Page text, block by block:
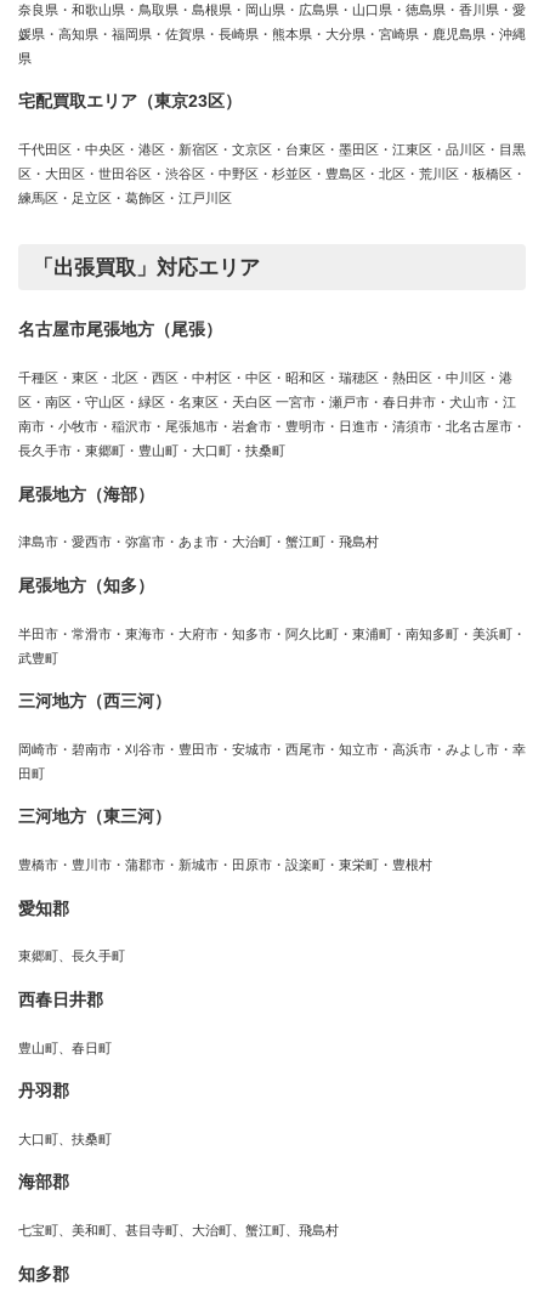
奈良県・和歌山県・鳥取県・島根県・岡山県・広島県・山口県・徳島県・香川県・愛
媛県・高知県・福岡県・佐賀県・長崎県・熊本県・大分県・宮崎県・鹿児島県・沖縄
県
宅配買取エリア（東京23区）
千代田区・中央区・港区・新宿区・文京区・台東区・墨田区・江東区・品川区・目黒
区・大田区・世田谷区・渋谷区・中野区・杉並区・豊島区・北区・荒川区・板橋区・
練馬区・足立区・葛飾区・江戸川区
「出張買取」対応エリア
名古屋市尾張地方（尾張）
千種区・東区・北区・西区・中村区・中区・昭和区・瑞穂区・熱田区・中川区・港
区・南区・守山区・緑区・名東区・天白区 一宮市・瀬戸市・春日井市・犬山市・江
南市・小牧市・稲沢市・尾張旭市・岩倉市・豊明市・日進市・清須市・北名古屋市・
長久手市・東郷町・豊山町・大口町・扶桑町
尾張地方（海部）
津島市・愛西市・弥富市・あま市・大治町・蟹江町・飛島村
尾張地方（知多）
半田市・常滑市・東海市・大府市・知多市・阿久比町・東浦町・南知多町・美浜町・
武豊町
三河地方（西三河）
岡崎市・碧南市・刈谷市・豊田市・安城市・西尾市・知立市・高浜市・みよし市・幸
田町
三河地方（東三河）
豊橋市・豊川市・蒲郡市・新城市・田原市・設楽町・東栄町・豊根村
愛知郡
東郷町、長久手町
西春日井郡
豊山町、春日町
丹羽郡
大口町、扶桑町
海部郡
七宝町、美和町、甚目寺町、大治町、蟹江町、飛島村
知多郡